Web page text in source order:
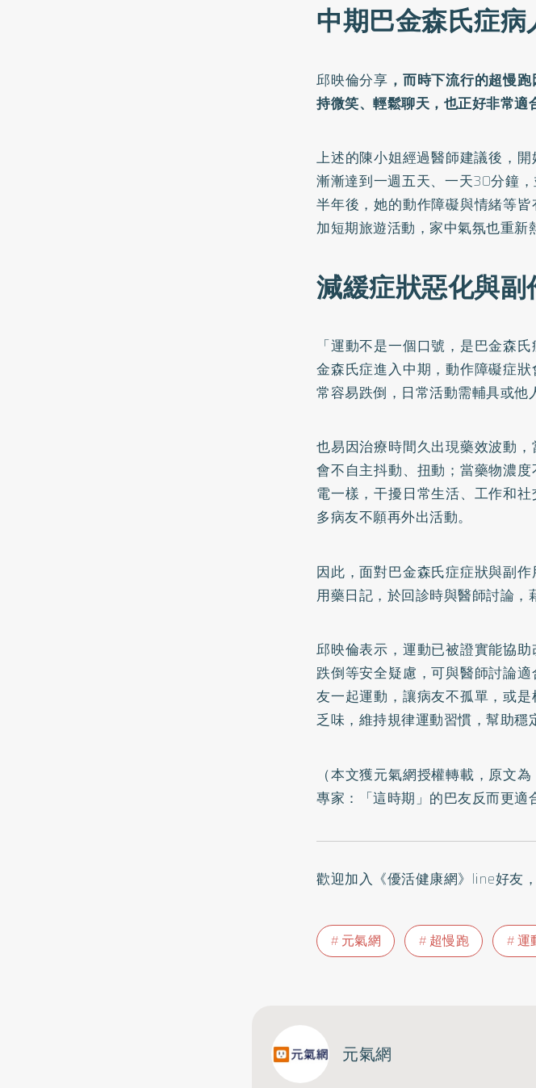
中期巴金森氏症
邱映倫分享 ，而時下流行的超慢
持微笑、輕鬆聊天，也正好非常適
上述的陳小姐經過醫師建議後，
漸漸達到一週五天、一天30分鐘
半年後，她的動作障礙與情緒等
加短期旅遊活動，家中氣氛也重新
減緩症狀惡化與
「運動不是一個口號，是巴金森
金森氏症進入中期，動作障礙症
常容易跌倒，日常活動需輔具或他
也易因治療時間久出現藥效波動
會不自主抖動、扭動；當藥物濃
電一樣，干擾日常生活、工作和
多病友不願再外出活動。
因此，面對巴金森氏症症狀與副
用藥日記，於回診時與醫師討論，
邱映倫表示，運動已被證實能協
跌倒等安全疑慮，可與醫師討論
友一起運動，讓病友不孤單，或
乏味，維持規律運動習慣，幫助穩
（本文獲元氣網授權轉載，原文為
專家：「這時期」的巴友反而更適
歡迎加入 《優活健康網》line好友
元氣網 超慢跑 運
元氣網